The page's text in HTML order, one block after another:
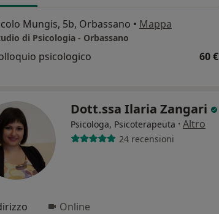
Mungis, 5b, Orbassano • Mappa
di Psicologia - Orbassano
psicologico 60 €
Dott.ssa Ilaria Zangari
Psicologa, Psicoterapeuta · Altro
24 recensioni
Online